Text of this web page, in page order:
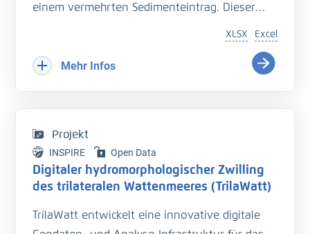
einem vermehrten Sedimenteintrag. Dieser
Hinterlandes so wie die Schiffbarkeit des
Bundeswasserstraße.
der Entwässerung des Hinterlandes führt. Das
Kooperationsprojekt „Zukunft Eider“ wurde
geschaffen um Vorarbeiten zu leisten, welche
Anpassungen und Erweiterungen der
Excel
XLSX
Mehr Infos
Projekt
INSPIRE Open Data
Digitaler hydromorphologischer Zwilling
des trilateralen Wattenmeeres (TrilaWatt)
TrilaWatt entwickelt eine innovative digitale